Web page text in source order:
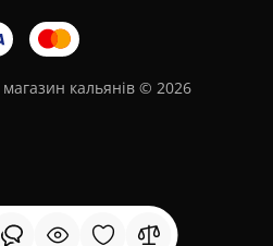
кальянів © 2026